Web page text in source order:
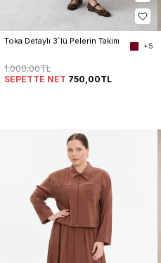
Toka Detaylı 3`lü Pelerin Takım
+5
1.000,00TL
SEPETTE NET 750,00TL